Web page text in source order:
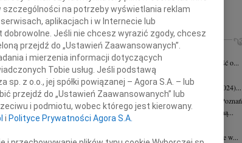
+ szukanie zaawansowane
INNE NEKROLOGI
Elżbieta Fikus 05.08.2026Poznań
Z głębokim smutkiem przyjęliśmy wiadomość o...
Alina Augustynowicz
Alina Augustynowicz z domu Hinz (1979-2024)...
Małgorzata Oleśkowicz-Popiel
Poznań
Z głębokim smutkiem żegnamy naszą wybitną...
Witold Szulc
Z głębokim żalem przyjęliśmy wiadomość, że w...
na potrzeby wyświetlania reklam
aplikacjach i w Internecie lub
Jeśli nie chcesz wyrazić zgody, chcesz
przejdź do „Ustawień Zaawansowanych”.
i mierzenia informacji dotyczących
Tobie usług. Jeśli podstawą
z o.o., jej spółki powiązanej – Agora S.A. – lub
przejdź do „Ustawień Zaawansowanych” lub
i podmiotu, wobec którego jest kierowany.
i Polityce Prywatności Agora S.A.